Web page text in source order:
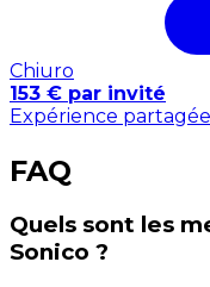
Chiuro
153 € par invité
Expérience partagée
FAQ
Quels sont les
Sonico ?